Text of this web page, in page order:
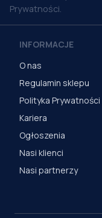
Prywatności.
INFORMACJE
O nas
Regulamin sklepu
Polityka Prywatności
Kariera
Ogłoszenia
Nasi klienci
Nasi partnerzy